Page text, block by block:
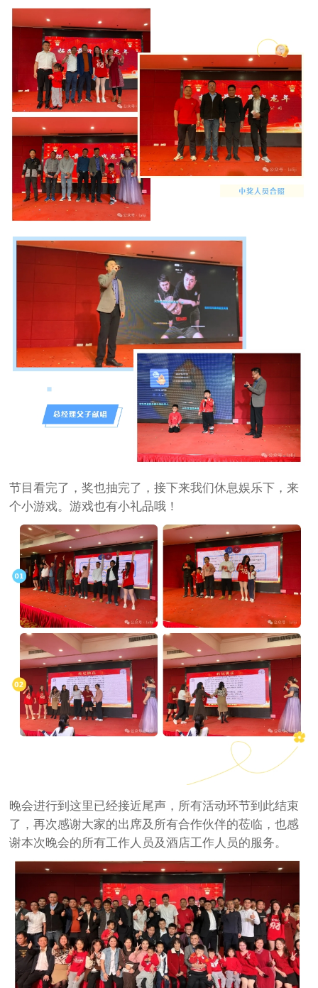
节目看完了，奖也抽完了，接下来我们休息娱乐下，来
个小游戏。游戏也有小礼品哦！
晚会进行到这里已经接近尾声，所有活动环节到此结束
了，再次感谢大家的出席及所有合作伙伴的莅临，也感
谢本次晚会的所有工作人员及酒店工作人员的服务。